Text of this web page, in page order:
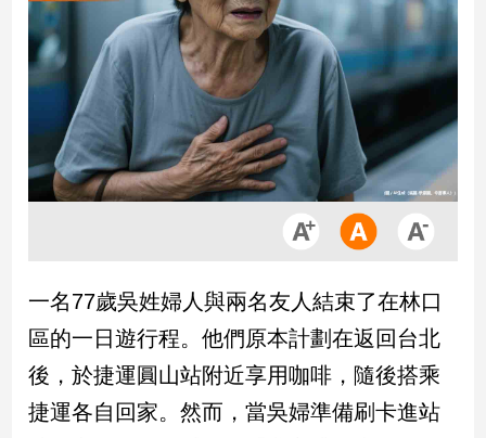
股
市
品
政
治
焦
一名77歲吳姓婦人與兩名友人結束了在林口
區的一日遊行程。他們原本計劃在返回台北
後，於捷運圓山站附近享用咖啡，隨後搭乘
捷運各自回家。然而，當吳婦準備刷卡進站